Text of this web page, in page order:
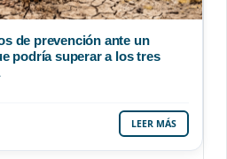
de prevención ante un
podría superar a los tres
LEER MÁS